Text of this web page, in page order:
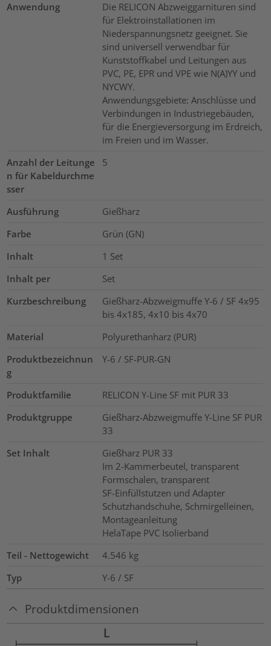
Anwendung
Die RELICON Abzweiggarnituren sind
für Elektroinstallationen im
Niederspannungsnetz geeignet. Sie
sind universell verwendbar für
Kunststoffkabel und Leitungen aus
PVC, PE, EPR und VPE wie N(A)YY und
NYCWY.
Anwendungsgebiete: Anschlüsse und
Verbindungen in Industriegebäuden,
für die Energieversorgung im Erdreich,
im Freien und im Wasser.
Anzahl der Leitunge
n für Kabeldurchme
sser
5
Ausführung
Gießharz
Farbe
Grün (GN)
Inhalt
1 Set
Inhalt per
Set
Kurzbeschreibung
Gießharz-Abzweigmuffe Y-6 / SF 4x95
bis 4x185, 4x10 bis 4x70
Material
Polyurethanharz (PUR)
Produktbezeichnun
g
Y-6 / SF-PUR-GN
Produktfamilie
RELICON Y-Line SF mit PUR 33
Produktgruppe
Gießharz-Abzweigmuffe Y-Line SF PUR
33
Set Inhalt
Gießharz PUR 33
Im 2-Kammerbeutel, transparent
Formschalen, transparent
SF-Einfüllstutzen und Adapter
Schutzhandschuhe, Schmirgelleinen,
Montageanleitung
HelaTape PVC Isolierband
Teil - Nettogewicht
4.546 kg
Typ
Y-6 / SF
Produktdimensionen